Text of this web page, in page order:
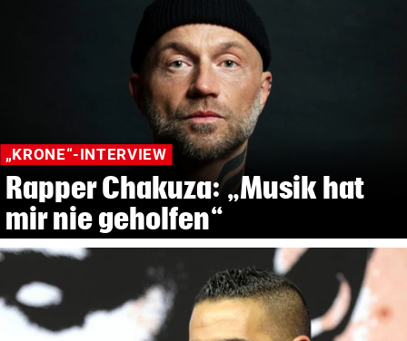
„KRONE“-INTERVIEW
Rapper Chakuza: „Musik hat
mir nie geholfen“